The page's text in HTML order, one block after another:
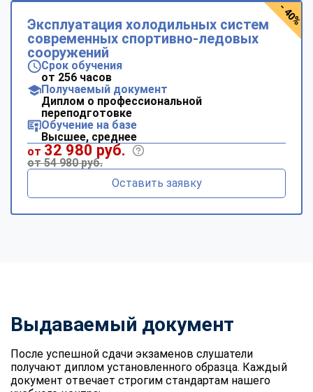
Эксплуатация холодильных систем
современных спортивно-ледовых
сооружений
Срок обучения
от 256 часов
Получаемый документ
Диплом о профессиональной
переподготовке
Обучение на базе
Высшее, среднее
от 32 980 руб.
от 54 980 руб.
Оставить заявку
- 40%
Выдаваемый документ
После успешной сдачи экзаменов слушатели
получают диплом установленного образца. Каждый
документ отвечает строгим стандартам нашего